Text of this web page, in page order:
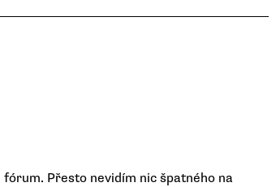
Přesto nevidím nic špatného na